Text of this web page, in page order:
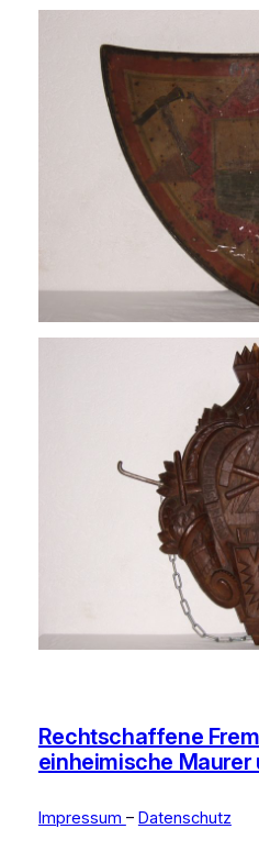
Rechtschaffene
einheimische Maurer
Impressum – Datenschutz